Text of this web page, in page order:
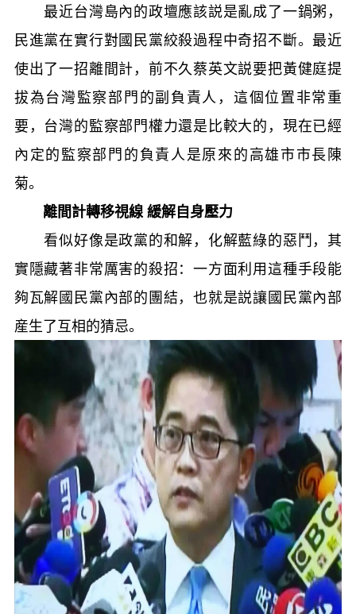
最近台灣島內的政壇應該説是亂成了一鍋粥，
民進黨在實行對國民黨絞殺過程中奇招不斷。最近
使出了一招離間計，前不久蔡英文説要把黃健庭提
拔為台灣監察部門的副負責人，這個位置非常重
要，台灣的監察部門權力還是比較大的，現在已經
內定的監察部門的負責人是原來的高雄市市長陳
菊。
離間計轉移視線 緩解自身壓力
看似好像是政黨的和解，化解藍綠的惡鬥，其
實隱藏著非常厲害的殺招：一方面利用這種手段能
夠瓦解國民黨內部的團結，也就是説讓國民黨內部
産生了互相的猜忌。